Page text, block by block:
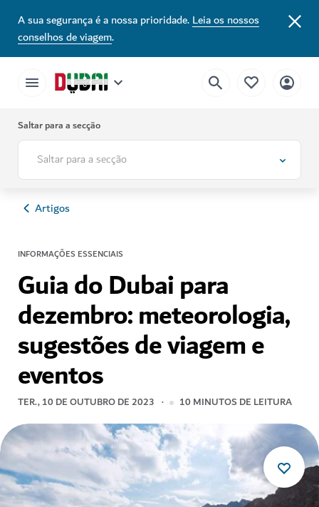
A sua segurança é a nossa prioridade.Leia os nossos
conselhos de viagem.
Saltar para a secção
Saltar para a secção
Artigos
INFORMAÇÕES ESSENCIAIS
Guia do Dubai para
dezembro: meteorologia,
sugestões de viagem e
eventos
TER., 10 DE OUTUBRO DE 2023 10 MINUTOS DE LEITURA